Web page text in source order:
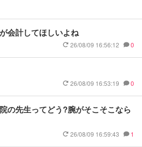
会計してほしいよね
26/08/09 16:56:12 0
26/08/09 16:53:19 0
の先生ってどう?腕がそこそこなら
26/08/09 16:59:43 1